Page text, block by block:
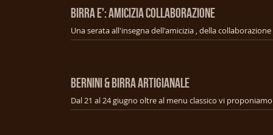
BIRRA E': AMICIZIA COLLABORAZIONE
BERNINI & BIRRA ARTIGIANALE